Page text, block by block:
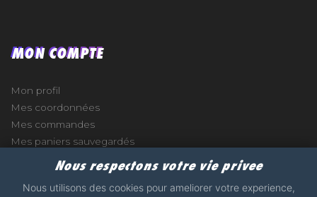
MON COMPTE
Mon profil
Mes coordonnées
Mes commandes
Mes paniers sauvegardés
Nous respectons votre vie privee
Nous utilisons des cookies pour ameliorer votre experience,